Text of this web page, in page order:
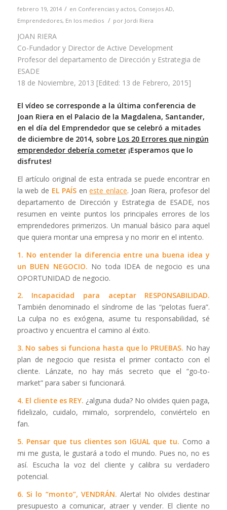
febrero 19, 2014 / en Conferencias y actos, Consejos AD,
Emprendedores, En los medios / por Jordi Riera
JOAN RIERA
Co-Fundador y Director de Active Development
Profesor del departamento de Dirección y Estrategia de
ESADE
18 de Noviembre, 2013 [Edited: 13 de Febrero, 2015]
El vídeo se corresponde a la última conferencia de
Joan Riera en el Palacio de la Magdalena, Santander,
en el día del Emprendedor que se celebró a mitades
de diciembre de 2014, sobre Los 20 Errores que ningún
emprendedor debería cometer¡Esperamos que lo
disfrutes!
El artículo original de esta entrada se puede encontrar en
la web de EL PAÍSeneste enlace. Joan Riera, profesor del
departamento de Dirección y Estrategia de ESADE, nos
resumen en veinte puntos los principales errores de los
emprendedores primerizos. Un manual básico para aquel
que quiera montar una empresa y no morir en el intento.
1. No entender la diferencia entre una buena idea y
un BUEN NEGOCIO. No toda IDEA de negocio es una
OPORTUNIDAD de negocio.
2. Incapacidad para aceptar RESPONSABILIDAD.
También denominado el síndrome de las “pelotas fuera”.
La culpa no es exógena, asume tu responsabilidad, sé
proactivo y encuentra el camino al éxito.
3. No sabes si funciona hasta que lo PRUEBAS. No hay
plan de negocio que resista el primer contacto con el
cliente. Lánzate, no hay más secreto que el “go-to-
market” para saber si funcionará.
4. El cliente es REY. ¿alguna duda? No olvides quien paga,
fidelizalo, cuidalo, mimalo, sorprendelo, conviértelo en
fan.
5. Pensar que tus clientes son IGUAL que tu. Como a
mi me gusta, le gustará a todo el mundo. Pues no, no es
así. Escucha la voz del cliente y calibra su verdadero
potencial.
6. Si lo “monto”, VENDRÁN. Alerta! No olvides destinar
presupuesto a comunicar, atraer y vender. El cliente no